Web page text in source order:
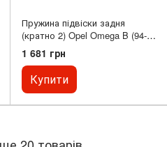
Пружина підвіски задня
(кратно 2) Opel Omega B (94-)
(14.774.335) CS Germany
1 681 грн
Купити